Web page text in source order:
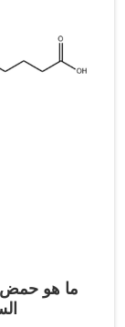
ما هو حمض